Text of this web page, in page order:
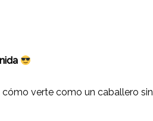
verte como un caballero sin